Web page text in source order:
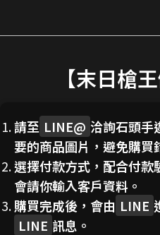
【末日槍
請至 LINE@ 洽詢石頭手
要的商品圖片，避免購買
選擇付款方式，配合付款
會請你輸入客戶資料。
購買完成後，會由 LINE
LINE 訊息。